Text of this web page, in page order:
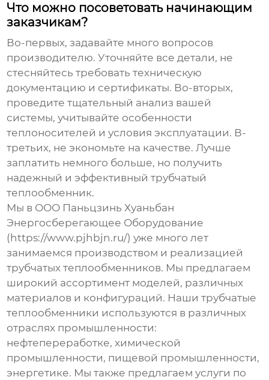
Что можно посоветовать начинающим
заказчикам?
Во-первых, задавайте много вопросов
производителю. Уточняйте все детали, не
стесняйтесь требовать техническую
документацию и сертификаты. Во-вторых,
проведите тщательный анализ вашей
системы, учитывайте особенности
теплоносителей и условия эксплуатации. В-
третьих, не экономьте на качестве. Лучше
заплатить немного больше, но получить
надежный и эффективныйтрубчатый
теплообменник.
Мы в ООО Паньцзинь Хуаньбан
Энергосберегающее Оборудование
(https://www.pjhbjn.ru/) уже много лет
занимаемся производством и реализацией
трубчатых теплообменников. Мы предлагаем
широкий ассортимент моделей, различных
материалов и конфигураций. Нашитрубчатые
теплообменники используются в различных
отраслях промышленности:
нефтепереработке, химической
промышленности, пищевой промышленности,
энергетике. Мы также предлагаем услуги по